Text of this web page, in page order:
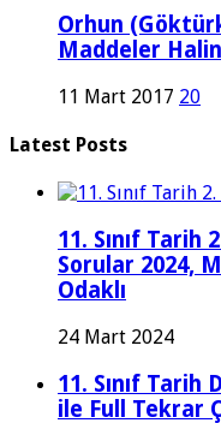
Orhun
Maddeler
11 Mart 2017 20
Latest Posts
11. Sınıf Tarih
Sorular 2024,
Odaklı
24 Mart 2024
11. Sınıf Tarih
ile Full Tekrar